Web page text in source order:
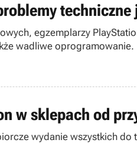
techniczne
egzemplarzy
wadliwe oprogramowanie.
w sklepach od
wydanie wszystkich